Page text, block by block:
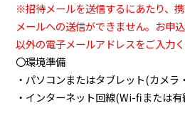
※招待メールを送信するにあたり、
メールへの送信ができません。お申
以外の電子メールアドレスをご入力く
〇環境準備
・パソコンまたはタブレット(カメ
・インターネット回線(Wi-fiまたは